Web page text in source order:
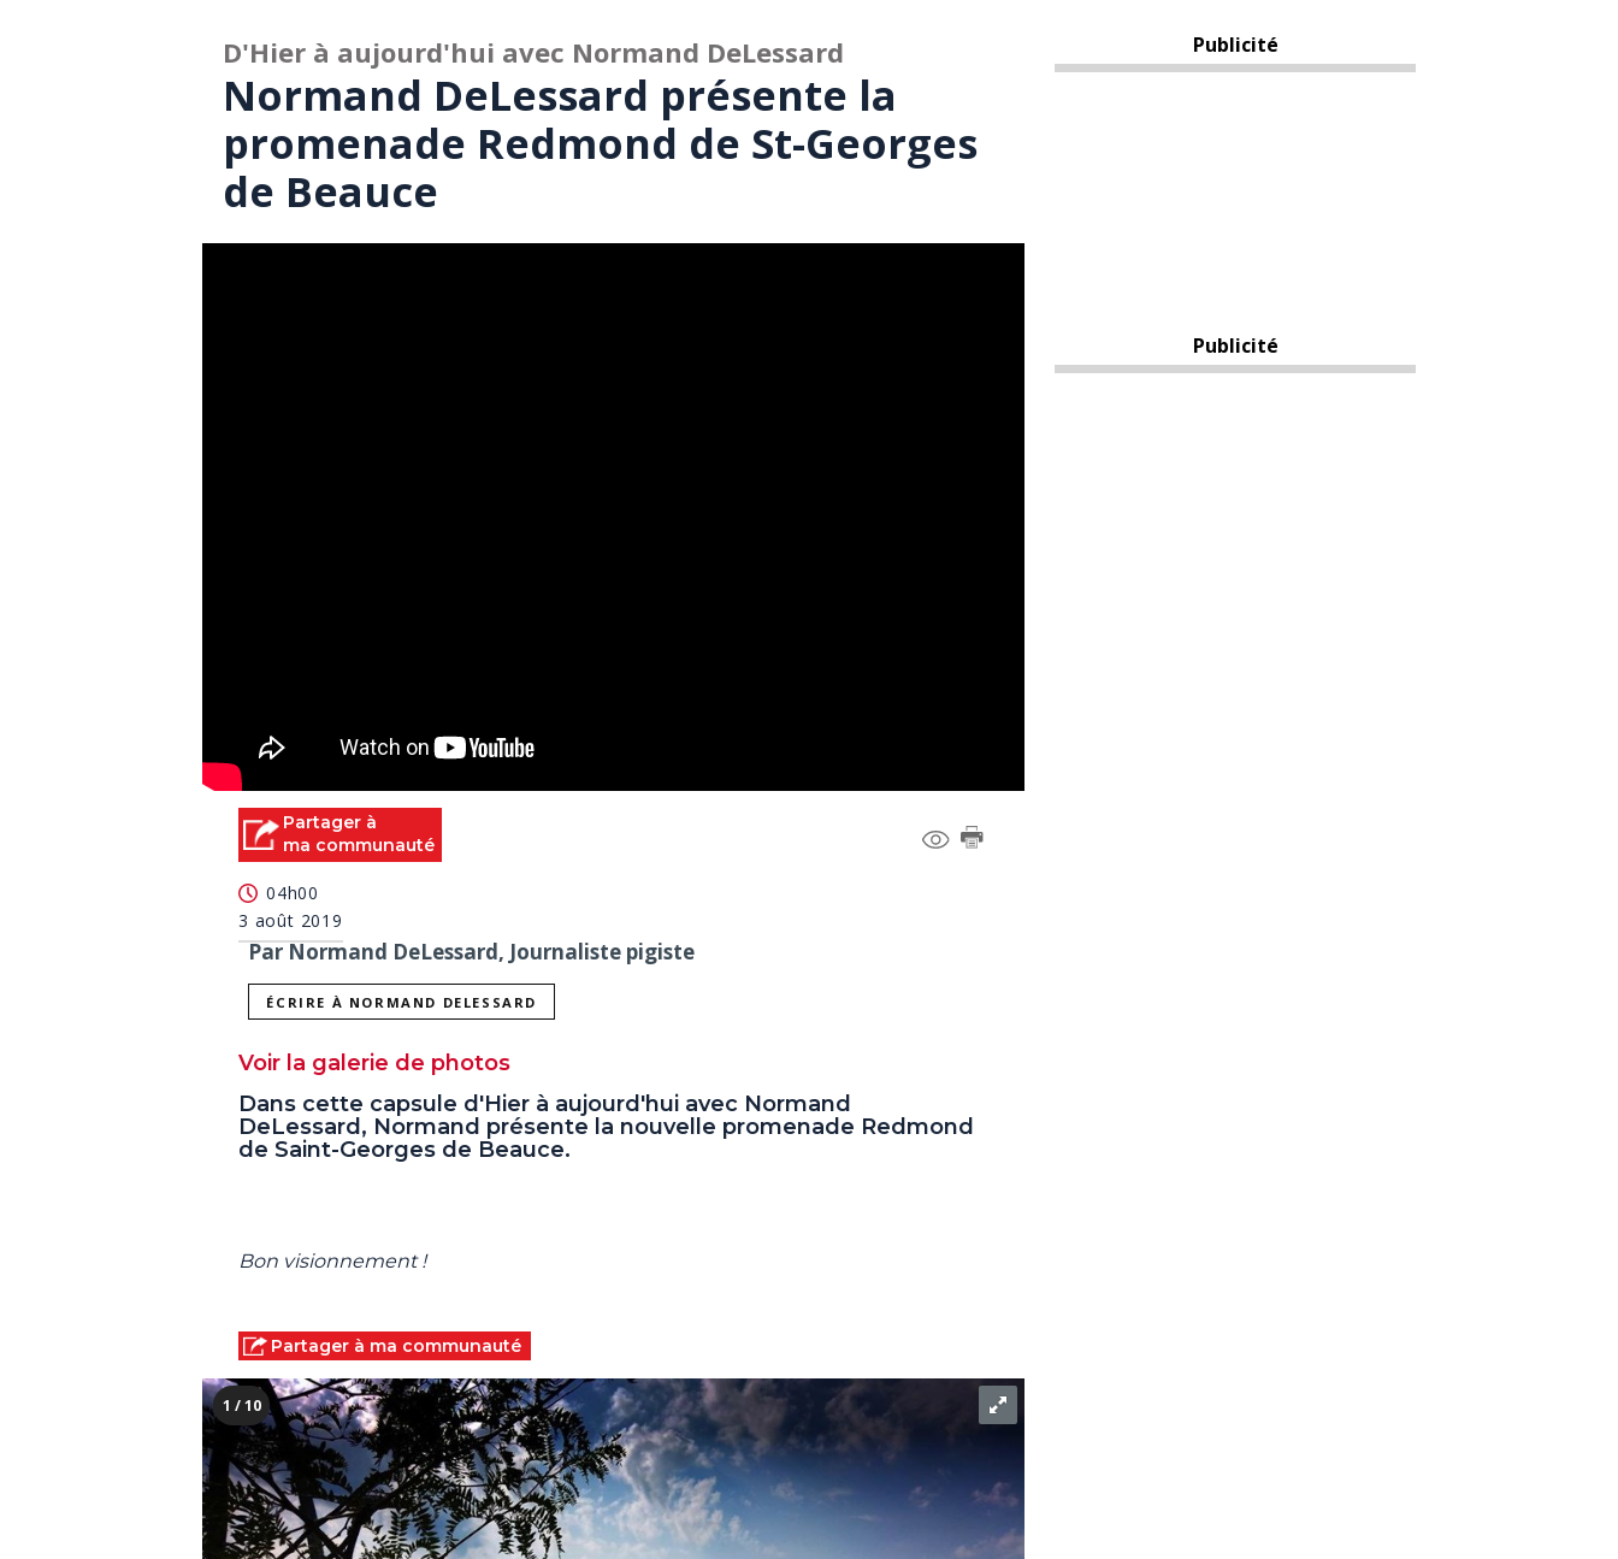
D'Hier à aujourd'hui avec Normand DeLessard
Normand DeLessard présente la
promenade Redmond de St-Georges
de Beauce
Partager à
ma communauté
04h00
3 août 2019
Par Normand DeLessard, Journaliste pigiste
ÉCRIRE À NORMAND DELESSARD
Voir la galerie de photos
Dans cette capsule d'Hier à aujourd'hui avec Normand
DeLessard, Normand présente la nouvelle promenade Redmond
de Saint-Georges de Beauce.
Bon visionnement !
Partager à ma communauté
1 / 10
Publicité
Publicité